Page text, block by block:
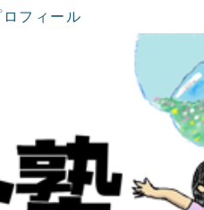
フィール